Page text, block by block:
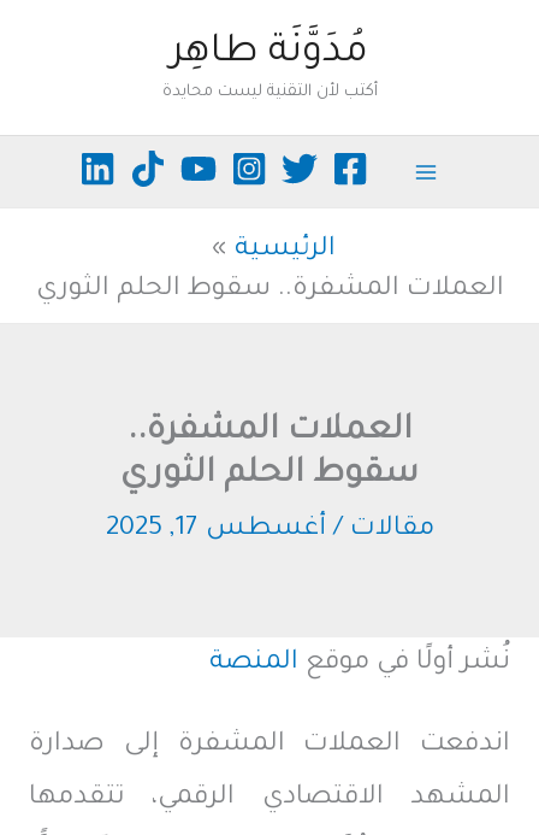
المحتوى
مُدَوَّنَة طاهِر
أكتب لأن التقنية ليست محايدة
الرئيسية
العملات المشفرة.. سقوط الحلم الثوري
العملات المشفرة..
سقوط الحلم الثوري
مقالات / أغسطس 17, 2025
نُشر أولًا في موقع المنصة
اندفعت العملات المشفرة إلى صدارة
المشهد الاقتصادي الرقمي، تتقدمها